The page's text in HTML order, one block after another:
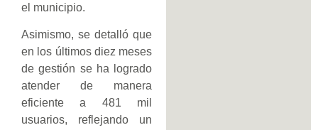
el municipio.
Asimismo, se detalló que
en los últimos diez meses
de gestión se ha logrado
atender de manera
eficiente a 481 mil
usuarios, reflejando un